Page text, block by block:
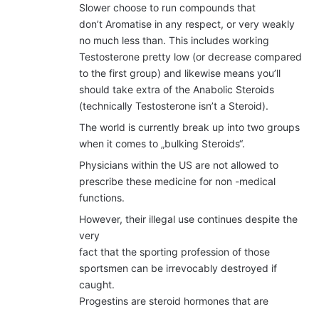
Slower choose to run compounds that
don’t Aromatise in any respect, or very weakly
no much less than. This includes working
Testosterone pretty low (or decrease compared
to the first group) and likewise means you’ll
should take extra of the Anabolic Steroids
(technically Testosterone isn’t a Steroid).
The world is currently break up into two groups
when it comes to „bulking Steroids“.
Physicians within the US are not allowed to
prescribe these medicine for non -medical
functions.
However, their illegal use continues despite the
very
fact that the sporting profession of those
sportsmen can be irrevocably destroyed if
caught.
Progestins are steroid hormones that are